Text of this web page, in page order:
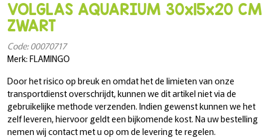
VOLGLAS AQUARIUM 30x15x20 CM
ZWART
Code: 00070717
Merk: FLAMINGO
Door het risico op breuk en omdat het de limieten van onze
transportdienst overschrijdt, kunnen we dit artikel niet via de
gebruikelijke methode verzenden. Indien gewenst kunnen we het
zelf leveren, hiervoor geldt een bijkomende kost. Na uw bestelling
nemen wij contact met u op om de levering te regelen.